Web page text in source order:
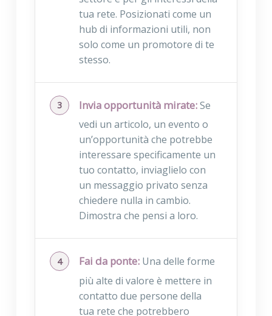
tua rete. Posizionati come un
hub di informazioni utili, non
solo come un promotore di te
stesso.
Invia opportunità mirate:Se
vedi un articolo, un evento o
un’opportunità che potrebbe
interessare specificamente un
tuo contatto, inviaglielo con
un messaggio privato senza
chiedere nulla in cambio.
Dimostra che pensi a loro.
Fai da ponte: Una delle forme
più alte di valore è mettere in
contatto due persone della
tua rete che potrebbero